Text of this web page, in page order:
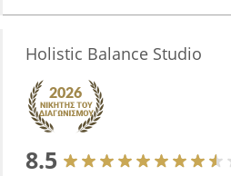
Holistic Balance Studio
8.5